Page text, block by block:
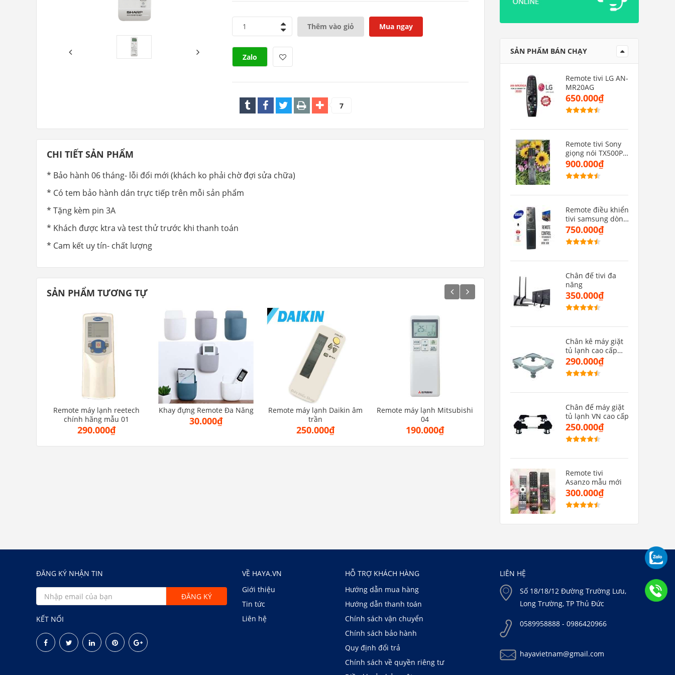
1 Thêm vào giỏ Mua ngay
Zalo
7
CHI TIẾT SẢN PHẨM
* Bảo hành 06 tháng- lỗi đổi mới (khách ko phải chờ đợi sửa chữa)
* Có tem bảo hành dán trực tiếp trên mỗi sản phẩm
* Tặng kèm pin 3A
* Khách được ktra và test thử trước khi thanh toán
* Cam kết uy tín- chất lượng
SẢN PHẨM TƯƠNG TỰ
Remote máy lạnh reetech
chính hãng mẫu 01
290.000₫
Khay đựng Remote Đa Năng
30.000₫
Remote máy lạnh Daikin âm
trần
250.000₫
Remote máy lạnh Mitsubishi
04
190.000₫
Remote máy lạnh samsung
01
120.000₫
Remote máy lạnh
SẢN PHẨM BÁN CHẠY
Remote tivi LG AN-
MR20AG
650.000₫
Remote tivi Sony
giọng nói TX500P(
hàng zin)
900.000₫
Remote điều khiển
tivi samsung dòng
MU(hàng zin)
750.000₫
Chân đế tivi đa
năng
350.000₫
Chân kê máy giặt
tủ lạnh cao cấp
CMGMB
290.000₫
Chân đế máy giặt
tủ lạnh VN cao cấp
250.000₫
Remote tivi
Asanzo mẫu mới
300.000₫
ĐĂNG KÝ NHẬN TIN
KẾT NỐI
VỀ HAYA.VN
Giới thiệu
Tin tức
Liên hệ
HỖ TRỢ KHÁCH HÀNG
Hướng dẫn mua hàng
Hướng dẫn thanh toán
Chính sách vận chuyển
Chính sách bảo hành
Quy định đổi trả
Chính sách về quyền riêng tư
LIÊN HỆ
Số 18/18/12 Đường Trường Lưu,
Long Trường, TP Thủ Đức
0589958888 - 0986420966
hayavietnam@gmail.com